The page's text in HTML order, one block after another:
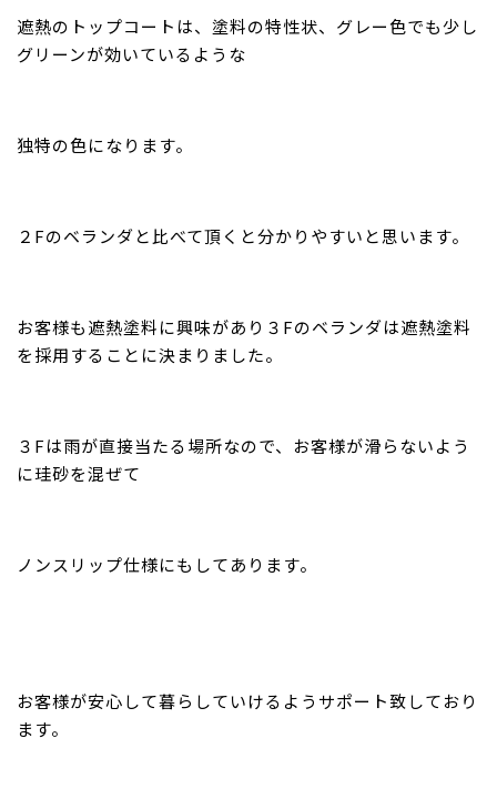
遮熱のトップコートは、塗料の特性状、グレー色でも少し
グリーンが効いているような
独特の色になります。
２Fのベランダと比べて頂くと分かりやすいと思います。
お客様も遮熱塗料に興味があり３Fのベランダは遮熱塗料
を採用することに決まりました。
３Fは雨が直接当たる場所なので、お客様が滑らないよう
に珪砂を混ぜて
ノンスリップ仕様にもしてあります。
お客様が安心して暮らしていけるようサポート致しており
ます。